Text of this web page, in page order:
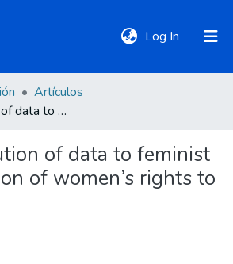
Log In (current)
Artículos
The contribution of data to feminist transformation of women’s rights to health
of data to feminist
of women’s rights to